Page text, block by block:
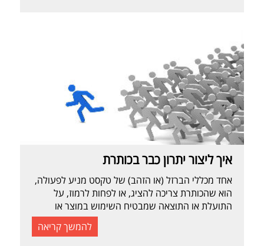
איך ליצור יתרון כבר בכותרת
אחד מכללי הברזל (או הזהב) של טקסט מניע לפעולה,
הוא שהכותרת צריכה להציג, או לפחות לרמוז, על
התועלת או התוצאה שמבטיח השימוש במוצר או
בשירות. ולא, את התכונות של המוצר. הסיבה לזה היא
שבסופו של דבר אנשים יוצאים לחפש מוצר או שירות
להמשך קריאה